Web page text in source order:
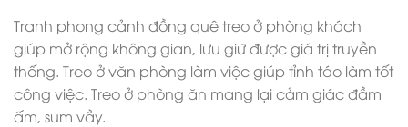
Tranh phong cảnh đồng quê treo ở phòng khách
giúp mở rộng không gian, lưu giữ được giá trị truyền
thống. Treo ở văn phòng làm việc giúp tỉnh táo làm tốt
công việc. Treo ở phòng ăn mang lại cảm giác đầm
ấm, sum vầy.